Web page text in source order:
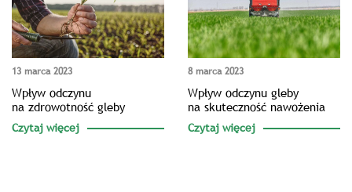
13 marca 2023
Wpływ odczynu
na zdrowotność gleby
Czytaj więcej
8 marca 2023
Wpływ odczynu gleby
na skuteczność nawożenia
Czytaj więcej